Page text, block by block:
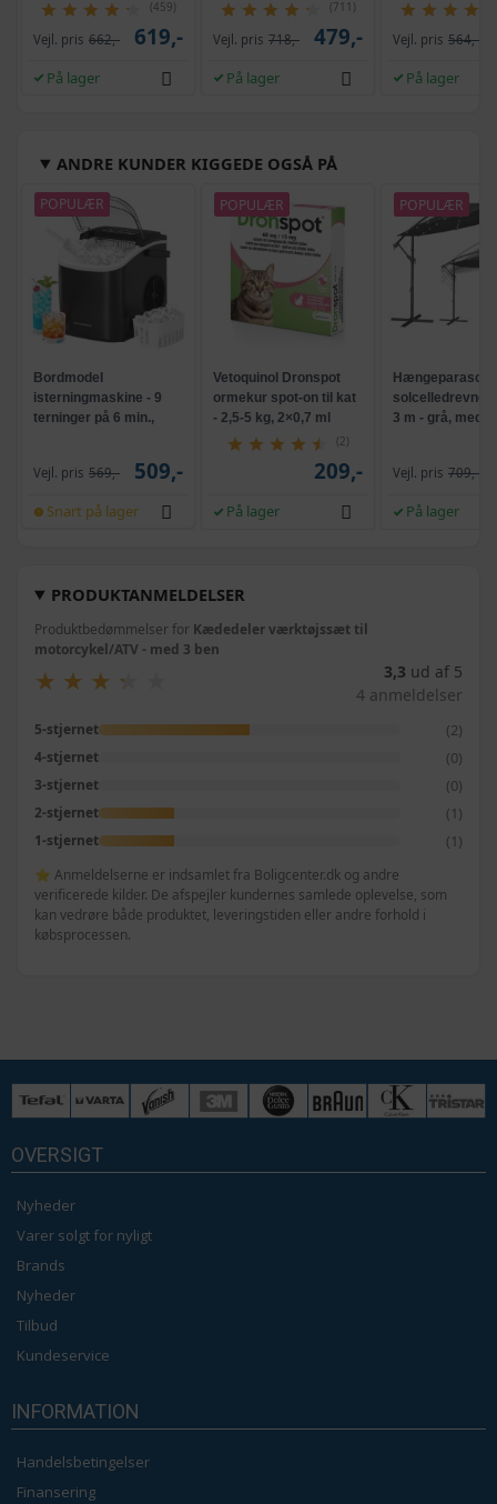
PRODUKTANMELDELSER
Produktbedømmelser for Kædedeler værktøjssæt til
motorcykel/ATV - med 3 ben
★
★ ★
★ ★
★ ★★ 3,3 ud af 5
4 anmeldelser
5-stjernet (2)
4-stjernet (0)
3-stjernet (0)
2-stjernet (1)
1-stjernet (1)
⭐ Anmeldelserne er indsamlet fra Boligcenter.dk og andre
verificerede kilder. De afspejler kundernes samlede oplevelse, som
kan vedrøre både produktet, leveringstiden eller andre forhold i
købsprocessen.
glidehammer
(459)
Vejl. pris 662,- 619,-
På lager
(711)
Vejl. pris 718,- 479,-
På lager
Vejl. pris 564,-
På lager
ANDRE KUNDER KIGGEDE OGSÅ PÅ
POPULÆR
Bordmodel
isterningmaskine - 9
terninger på 6 min.,
Vejl. pris 569,- 509,-
Snart på lager
POPULÆR
Vetoquinol Dronspot
ormekur spot-on til kat
- 2,5-5 kg, 2×0,7 ml
(2)
209,-
På lager
POPULÆR
Hængeparasols
solcelledrevne
3 m - grå, med
Vejl. pris 709,-
På lager
OVERSIGT
Nyheder
Varer solgt for nyligt
Brands
Nyheder
Tilbud
Kundeservice
INFORMATION
Handelsbetingelser
Finansering